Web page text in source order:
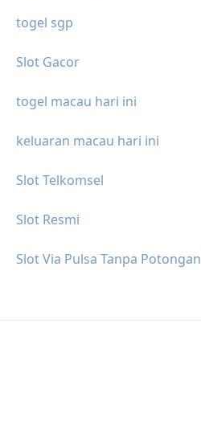
togel sgp
Slot Gacor
togel macau hari ini
keluaran macau hari ini
Slot Telkomsel
Slot Resmi
Slot Via Pulsa Tanpa Potongan